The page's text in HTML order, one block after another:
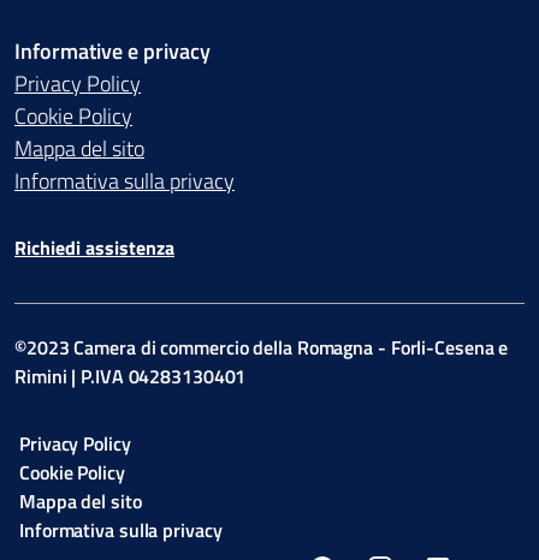
Informative e privacy
Privacy Policy
Cookie Policy
Mappa del sito
Informativa sulla privacy
Richiedi assistenza
©2023 Camera di commercio della Romagna - Forli-Cesena e
Rimini | P.IVA 04283130401
Privacy Policy
Cookie Policy
Mappa del sito
Informativa sulla privacy